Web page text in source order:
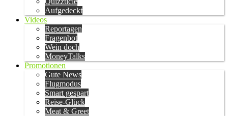
Aufgedeckt
Videos
Reportagen
Fragenbot
Wein doch
MoneyTalks
Promotionen
Gute News
Flugmodus
Smart gespart
Reise-Glück
Meat & Greet